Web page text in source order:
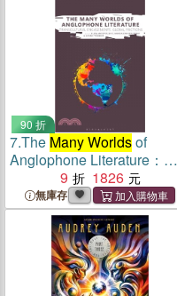
90 折
7.The Many Worldsof
Anglophone Literature：
Transcultural Engagements,
Global Frictions
9 1826
無庫存